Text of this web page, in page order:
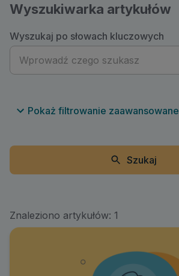
Wyszukiwarka artykułów
Wyszukaj po słowach kluczowych
Pokaż filtrowanie zaawansowane
Szukaj
Znaleziono artykułów: 1